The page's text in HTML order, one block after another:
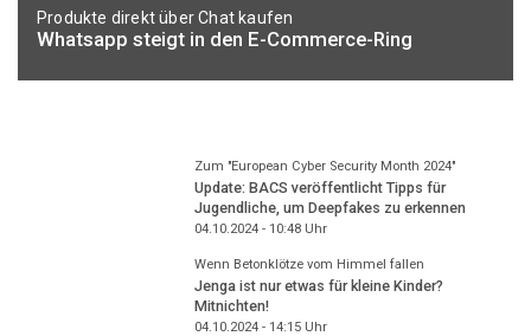
Produkte direkt über Chat kaufen
Whatsapp steigt in den E-Commerce-Ring
Zum "European Cyber Security Month 2024"
Update: BACS veröffentlicht Tipps für
Jugendliche, um Deepfakes zu erkennen
04.10.2024 - 10:48Uhr
Wenn Betonklötze vom Himmel fallen
Jenga ist nur etwas für kleine Kinder?
Mitnichten!
04.10.2024 - 14:15Uhr